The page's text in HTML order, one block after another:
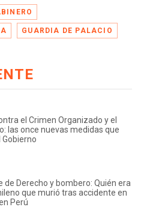
GUARDIA DE PALACIO
el Crimen Organizado y el
las once nuevas medidas que
de Derecho y bombero: Quién era
que murió tras accidente en
Perú